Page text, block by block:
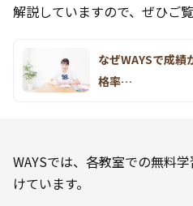
解説していますので、ぜひご覧
なぜWAYSで成績
格率…
WAYSでは、各教室での無料
けています。